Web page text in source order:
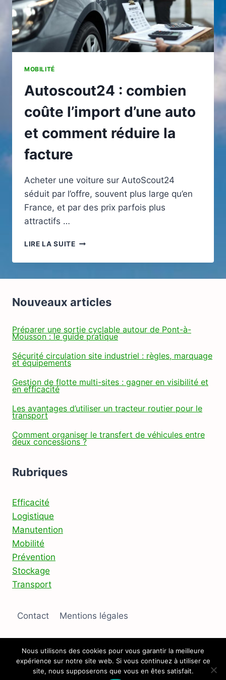
MOBILITÉ
Autoscout24 : combien
coûte l’import d’une auto
et comment réduire la
facture
Acheter une voiture sur AutoScout24
séduit par l’offre, souvent plus large qu’en
France, et par des prix parfois plus
attractifs …
LIRE LA SUITEAUTOSCOUT24
COMBIEN
AUTO
COMMENT
RÉDUIRE
FACTURE
Nouveaux articles
Préparer une sortie cyclable autour de Pont-à-
Mousson : le guide pratique
Sécurité circulation site industriel : règles, marquage
et équipements
Gestion de flotte multi-sites : gagner en visibilité et
en efficacité
Les avantages d’utiliser un tracteur routier pour le
transport
Comment organiser le transfert de véhicules entre
deux concessions ?
Rubriques
Efficacité
Logistique
Manutention
Mobilité
Prévention
Stockage
Transport
Contact Mentions légales
© 2026 Pontabus
Nous utilisons des cookies pour vous garantir la meilleure
expérience sur notre site web. Si vous continuez à utiliser ce
site, nous supposerons que vous en êtes satisfait.